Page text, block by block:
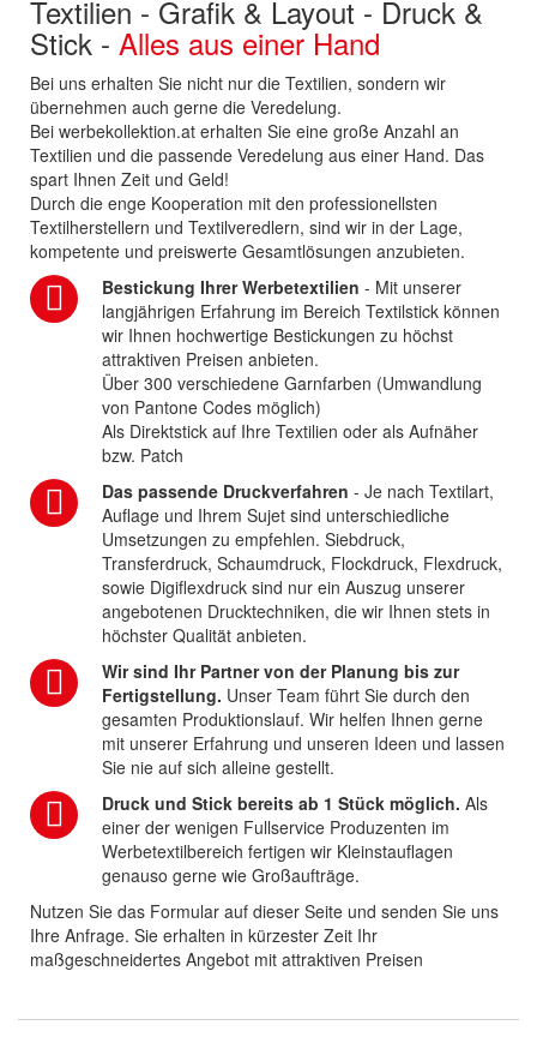
Textilien - Grafik & Layout - Druck &
Stick - Alles aus einer Hand
Bei uns erhalten Sie nicht nur die Textilien, sondern wir
übernehmen auch gerne die Veredelung.
Bei werbekollektion.at erhalten Sie eine große Anzahl an
Textilien und die passende Veredelung aus einer Hand. Das
spart Ihnen Zeit und Geld!
Durch die enge Kooperation mit den professionellsten
Textilherstellern und Textilveredlern, sind wir in der Lage,
kompetente und preiswerte Gesamtlösungen anzubieten.
Bestickung Ihrer Werbetextilien - Mit unserer
langjährigen Erfahrung im Bereich Textilstick können
wir Ihnen hochwertige Bestickungen zu höchst
attraktiven Preisen anbieten.
Über 300 verschiedene Garnfarben (Umwandlung
von Pantone Codes möglich)
Als Direktstick auf Ihre Textilien oder als Aufnäher
bzw. Patch
Das passende Druckverfahren - Je nach Textilart,
Auflage und Ihrem Sujet sind unterschiedliche
Umsetzungen zu empfehlen. Siebdruck,
Transferdruck, Schaumdruck, Flockdruck, Flexdruck,
sowie Digiflexdruck sind nur ein Auszug unserer
angebotenen Drucktechniken, die wir Ihnen stets in
höchster Qualität anbieten.
Wir sind Ihr Partner von der Planung bis zur
Fertigstellung. Unser Team führt Sie durch den
gesamten Produktionslauf. Wir helfen Ihnen gerne
mit unserer Erfahrung und unseren Ideen und lassen
Sie nie auf sich alleine gestellt.
Druck und Stick bereits ab 1 Stück möglich. Als
einer der wenigen Fullservice Produzenten im
Werbetextilbereich fertigen wir Kleinstauflagen
genauso gerne wie Großaufträge.
Nutzen Sie das Formular auf dieser Seite und senden Sie uns
Ihre Anfrage. Sie erhalten in kürzester Zeit Ihr
maßgeschneidertes Angebot mit attraktiven Preisen